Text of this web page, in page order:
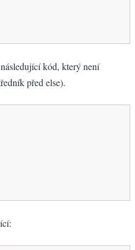
kód, který není
před else).